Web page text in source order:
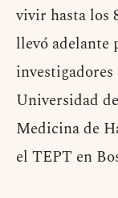
vivir hasta los
llevó adelante
Universidad
Medicina de
el TEPT en